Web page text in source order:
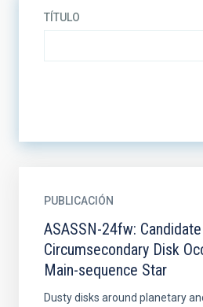
TÍTULO
PUBLICACIÓN
ASASSN-24fw:
Circumsecondary Disk
Main-sequence Star
Dusty disks around planetary